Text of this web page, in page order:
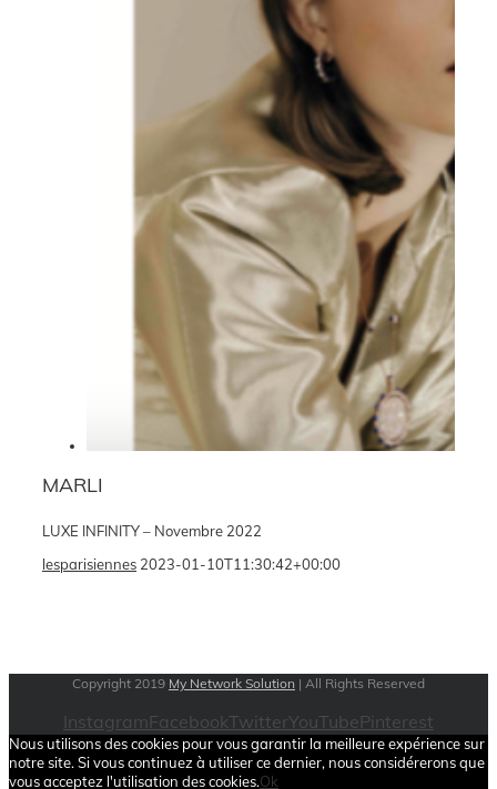
MARLI
LUXE INFINITY – Novembre 2022
lesparisiennes 2023-01-10T11:30:42+00:00
Copyright 2019 My Network Solution | All Rights Reserved
InstagramFacebookTwitterYouTubePinterest
Nous utilisons des cookies pour vous garantir la meilleure expérience sur
notre site. Si vous continuez à utiliser ce dernier, nous considérerons que
vous acceptez l'utilisation des cookies.Ok